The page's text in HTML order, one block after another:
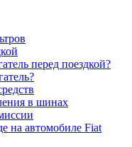
перед поездкой?
в шинах
на автомобиле Fiat